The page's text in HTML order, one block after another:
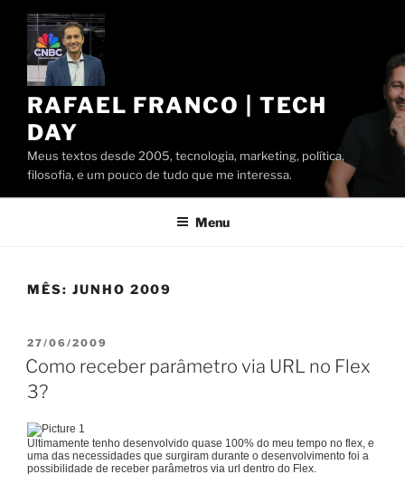
Pular
conteúdo
RAFAEL FRANCO | TECH
DAY
Meus textos desde 2005, tecnologia, marketing, política,
filosofia, e um pouco de tudo que me interessa.
Menu
MÊS: JUNHO 2009
PUBLICADO
EM
27/06/2009
Como receber parâmetro via URL no Flex
3?
Ultimamente tenho desenvolvido quase 100% do meu tempo no flex, e
uma das necessidades que surgiram durante o desenvolvimento foi a
possibilidade de receber parâmetros via url dentro do Flex.